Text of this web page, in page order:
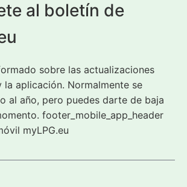
al boletín de
sobre las actualizaciones
aplicación. Normalmente se
al año, pero puedes darte de baja
footer_mobile_app_header
myLPG.eu